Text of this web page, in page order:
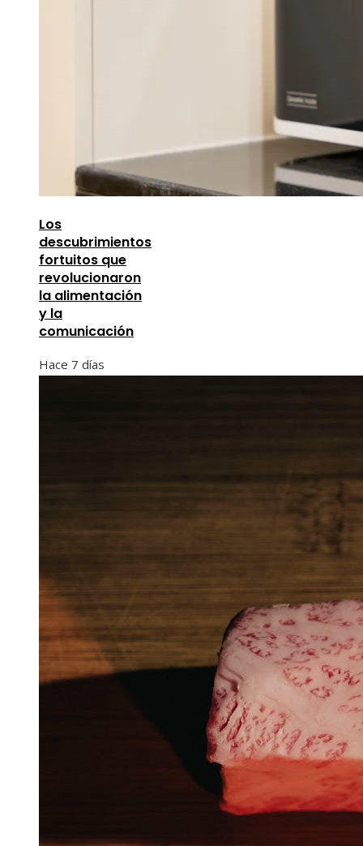
Los
descubrimientos
fortuitos que
revolucionaron
la alimentación
y la
comunicación
Hace 7 días